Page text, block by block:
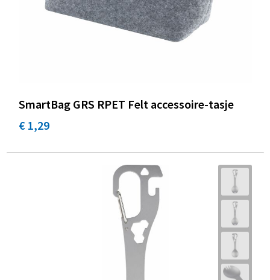
SmartBag GRS RPET Felt accessoire-tasje
€ 1,29